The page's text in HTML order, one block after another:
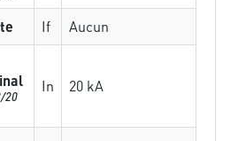
If
Aucun
20
In 20 kA